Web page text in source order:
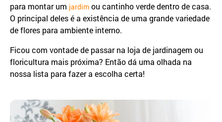
para montar um jardim ou cantinho verde dentro de casa.
O principal deles é a existência de uma grande variedade
de flores para ambiente interno.
Ficou com vontade de passar na loja de jardinagem ou
floricultura mais próxima? Então dá uma olhada na
nossa lista para fazer a escolha certa!